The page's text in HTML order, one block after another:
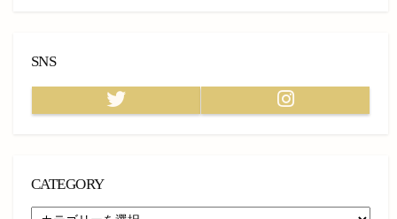
SNS
Twitter Instagram
CATEGORY
CATEGORY